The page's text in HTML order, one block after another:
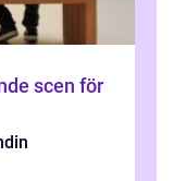
scen för